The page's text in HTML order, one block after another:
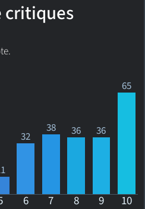
critiques
32
38 36 36
65
6 7 8 9 10